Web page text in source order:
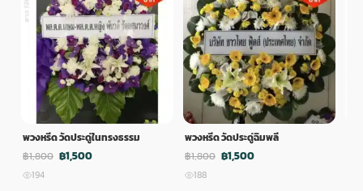
พวงหรีด วัดประดู่ในทรงธรรม
฿1,800 ฿1,500
194
พวงหรีด วัดประดู่ฉิมพลี
฿1,800 ฿1,500
188